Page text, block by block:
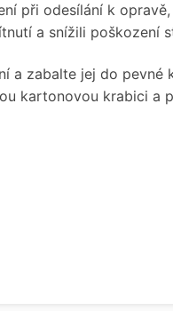
při odesílání k
a snížili poškození
a zabalte jej do
kartonovou krabici a